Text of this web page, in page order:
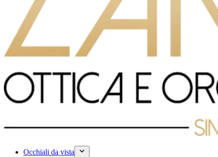
Occhiali da vista